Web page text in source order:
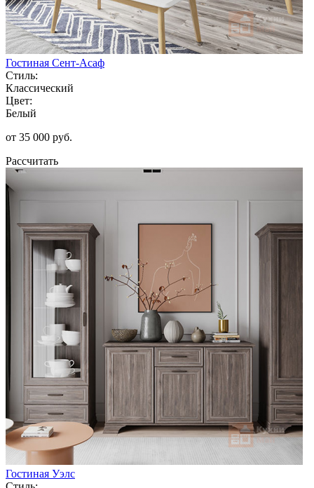
Гостиная Сент-Асаф
Стиль:
Классический
Цвет:
Белый
от 35 000 руб.
Рассчитать
Гостиная Уэлс